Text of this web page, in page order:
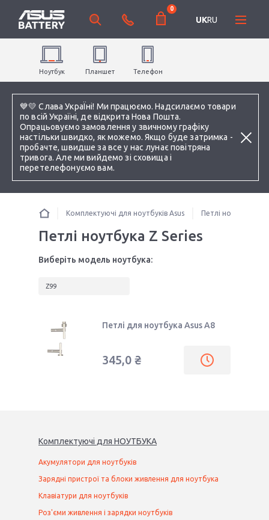
💙💛 Слава УкраЇні! Ми працюємо. Надсилаємо товари
по всій Україні, де відкрита Нова Пошта.
Опрацьовуємо замовлення у звичному графіку
настільки швидко, як можемо. Якщо буде затримка -
пробачте, швидше за все у нас лунає повітряна
тривога. Але ми вийдемо зі сховища і
перетелефонуємо вам.
0
UKRU
Ноутбук Планшет Телефон
Комплектуючі для ноутбуків Asus Петлі ноутбука
Петлі ноутбука Z Series
Виберіть модель ноутбука:
Z99
Петлі для ноутбука Asus A8
345,0 ₴
Комплектуючі для НОУТБУКА
Акумулятори для ноутбуків
Зарядні пристрої та блоки живлення для ноутбука
Клавіатури для ноутбуків
Роз'єми живлення і зарядки ноутбуків